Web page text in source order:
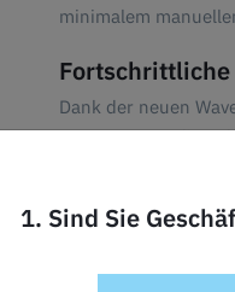
minimalem
Dank der neuen
getrennt, was die
sehr filigranen
Lichtverteilung
1. Sind Sie